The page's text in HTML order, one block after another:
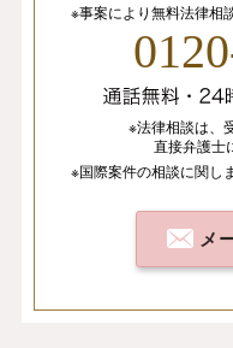
※事案により無料法律相
※法律相談は、
直接弁護士
※国際案件の相談に関し
メ